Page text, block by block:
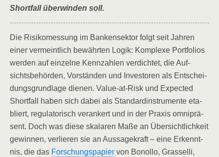
Short­fall über­win­den soll.
Die Risi­ko­mes­sung im Ban­ken­sek­tor folgt seit Jah­ren
einer ver­meint­lich bewähr­ten Logik: Kom­ple­xe Port­fo­li­os
wer­den auf ein­zel­ne Kenn­zah­len ver­dich­tet, die Auf­
sichts­be­hör­den, Vor­stän­den und Inves­to­ren als Ent­schei­
dungs­grund­la­ge die­nen. Value-at-Risk und Expec­ted
Short­fall haben sich dabei als Stan­dard­in­stru­men­te eta­
bliert, regu­la­to­risch ver­an­kert und in der Pra­xis omni­prä­
sent. Doch was die­se ska­la­ren Maße an Über­sicht­lich­keit
gewin­nen, ver­lie­ren sie an Aus­sa­ge­kraft – eine Erkennt­
nis, die das For­schungs­pa­pier von Bonol­lo, Gras­sel­li,